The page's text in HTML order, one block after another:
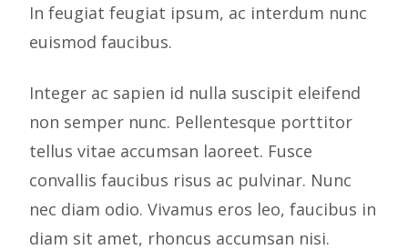
In feugiat feugiat ipsum, ac interdum nunc
euismod faucibus.
Integer ac sapien id nulla suscipit eleifend
non semper nunc. Pellentesque porttitor
tellus vitae accumsan laoreet. Fusce
convallis faucibus risus ac pulvinar. Nunc
nec diam odio. Vivamus eros leo, faucibus in
diam sit amet, rhoncus accumsan nisi.